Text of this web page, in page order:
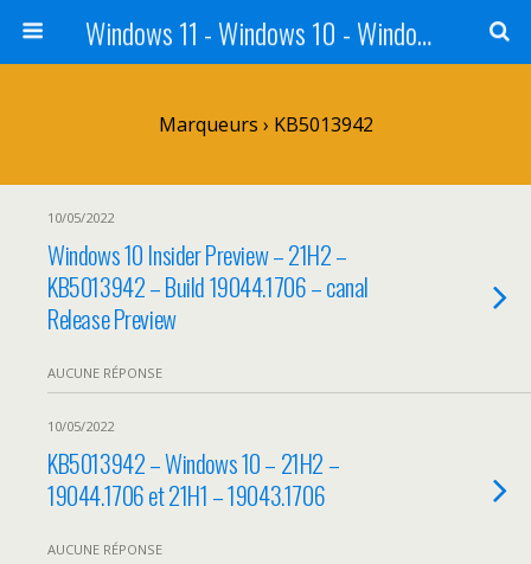
Windows 11 - Windows 10 - Windows 8 - Windows 7 - VISTA
Marqueurs › KB5013942
10/05/2022
Windows 10 Insider Preview – 21H2 –
KB5013942 – Build 19044.1706 – canal
Release Preview
AUCUNE RÉPONSE
10/05/2022
KB5013942 – Windows 10 – 21H2 –
19044.1706 et 21H1 – 19043.1706
AUCUNE RÉPONSE